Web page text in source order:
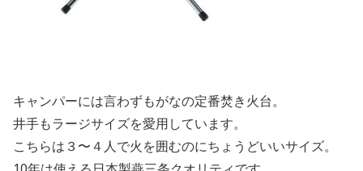
キャンパーには言わずもがなの定番焚き火台。
井手もラージサイズを愛用しています。
こちらは３〜４人で火を囲むのにちょうどいいサイズ。